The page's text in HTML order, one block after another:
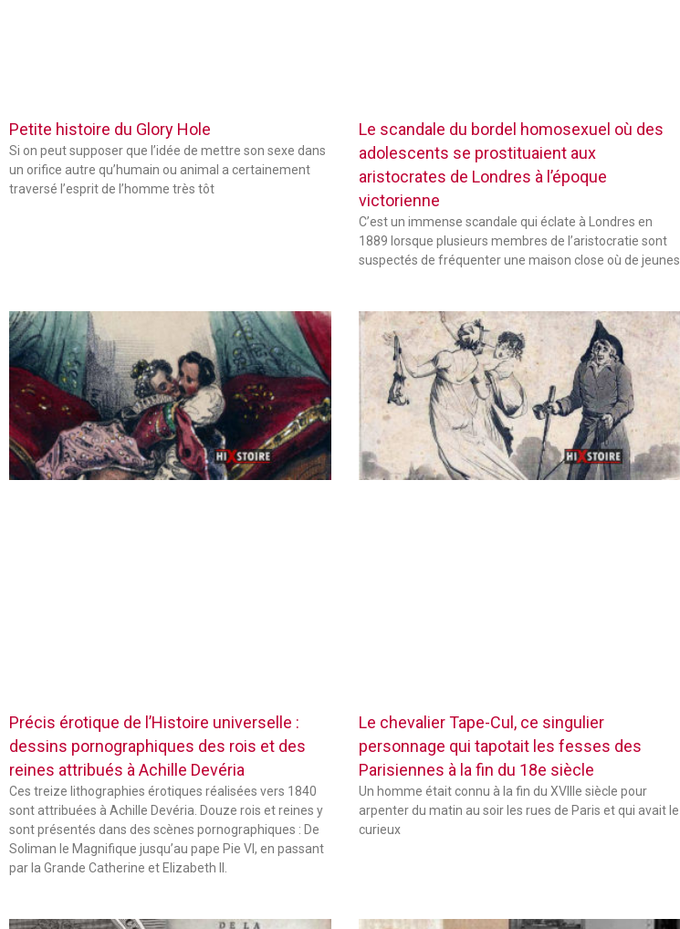
Petite histoire du Glory Hole
Si on peut supposer que l’idée de mettre son sexe dans
un orifice autre qu’humain ou animal a certainement
traversé l’esprit de l’homme très tôt
Le scandale du bordel homosexuel où des
adolescents se prostituaient aux
aristocrates de Londres à l’époque
victorienne
C’est un immense scandale qui éclate à Londres en
1889 lorsque plusieurs membres de l’aristocratie sont
suspectés de fréquenter une maison close où de jeunes
Précis érotique de l’Histoire universelle :
dessins pornographiques des rois et des
reines attribués à Achille Devéria
Ces treize lithographies érotiques réalisées vers 1840
sont attribuées à Achille Devéria. Douze rois et reines y
sont présentés dans des scènes pornographiques : De
Soliman le Magnifique jusqu’au pape Pie VI, en passant
par la Grande Catherine et Elizabeth II.
Le chevalier Tape-Cul, ce singulier
personnage qui tapotait les fesses des
Parisiennes à la fin du 18e siècle
Un homme était connu à la fin du XVIIIe siècle pour
arpenter du matin au soir les rues de Paris et qui avait le
curieux